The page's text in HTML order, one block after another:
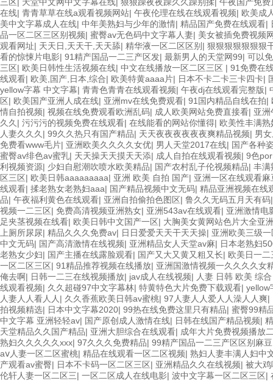
在线| 青青草草在线a观看视频网站| 午夜伦理在线在线观看视频| 欧美成
美中文字幕成人在线| 中年美熟妇与少年的激情| 精品国产免费在线观看|
品一区二区三区别视频| 蜜臀av无色码中文字幕人妻| 美女被插免费视频
观看网址| 天天日,天天干,天天舔| 精华液一区二区区别 | 狠狠狠狠狠狠狠
看的惊悚片电影| 91精产国品一二三产区发| 最新男人的天堂网99| 可以
三区| 欧美日韩性生活视频在线| 中文在线播放一区二区三区 | 91免费在
线观看| 欧美,国产,日本,综合| 欧美特黄aaaa片| 日本不卡二卡三卡四卡|
yellow字幕 中文字幕| 青青色青青在线观看视频| 午夜dj在线观看完整版|
区| 欧美国产亚洲人成在线| 亚洲mv在线免费观看| 91国内精品自线在拍|
情自拍视频| 视频在线免费观看欧洲乱码| 成人欧美网站免费直接看| 亚洲
久久 | 污污污的视频免费在线观看| 在线能看的网站你懂得| 欧美性丰满熟
人妻久久久 | 99久久热只有国产精品| 天天夜夜夜夜夜夜爽精品视频| 男
免费看www毛片| 亚洲欧美久久久久女优| 男人天堂2017在线| 国产各种
蜜臀av绯色av蜜乳| 天天操天天摸天天添| 成人自拍在线观看视频| 9色
利视频资源| 少妇自慰潮吹喷水欧美精品| 国产农村乱子伦视频精品| 丰满
区三区| 欧美日韩aaaaaaaaa| 亚洲 欧美 自拍 国产| 亚洲一区在线观看麻
线观看| 揉老熟女老熟妇aaa| 国产精品视频中文无码| 精品亚洲视频在线
品| 午夜福利黄色在线观看| 亚洲自拍偷拍色图区| 鲁久久无码五月天有码
视频一二三区| 免费高清视频亚洲熟女| 亚洲543av在线观看| 亚洲激情电
足夹茎视频在线看| 欧美日韩中文国产一区| 大胸美女黄网站色片大全亚
上厕所尿尿| 精品久久久免费av| 日日爱爱天天干天天操| 亚洲欧美三级
中文无码| 国产高清激情在线视频| 亚洲精品女人天堂av麻| 日本老熟妇
老熟女少妇| 国产主播在线露脸观看| 国产又大又黄又粗又长| 欧美日一
一区二区三区| 91精品推荐视频在线播放| 亚洲国激情视频一久久久久女
俺去啊| 日韩一二三在线视频播放| jav成人在线视频| 人妻 日韩 欧美 综
线观看视频| 久久超碰97中文字幕林| 特黄特色大片免费下载观看| yellow
人妻人人看人人 | 久久香蕉欧美日韩av蜜桃| 97人妻人人爱人人澡人人爽|
拍视频精选| 日本中文字幕2020| 99热在线免费这里只有精品| 蜜臀99精
中文字幕 亚洲轻轻av| 国产原创成人激情在线| 日韩在线国产精品视频|
天堂精品久久国产精品| 亚洲大胆综合在线观看| 成年大片免费视频播放
熟妇久久久久久xxx| 97久久久免费精品| 99精产国品一二三产区区别麻豆
aⅴ人妻一区二区蜜桃| 精品在线观看一区二区视频| 熟妇人妻丰满人妇中
产观看av蜜臀| 日本不卡码一区二区三区| 亚洲精品久久在线视频| 被大
伦轩人妻一区二区三| 一区二区成人在线电影| 波中文字幕一区二区三区|